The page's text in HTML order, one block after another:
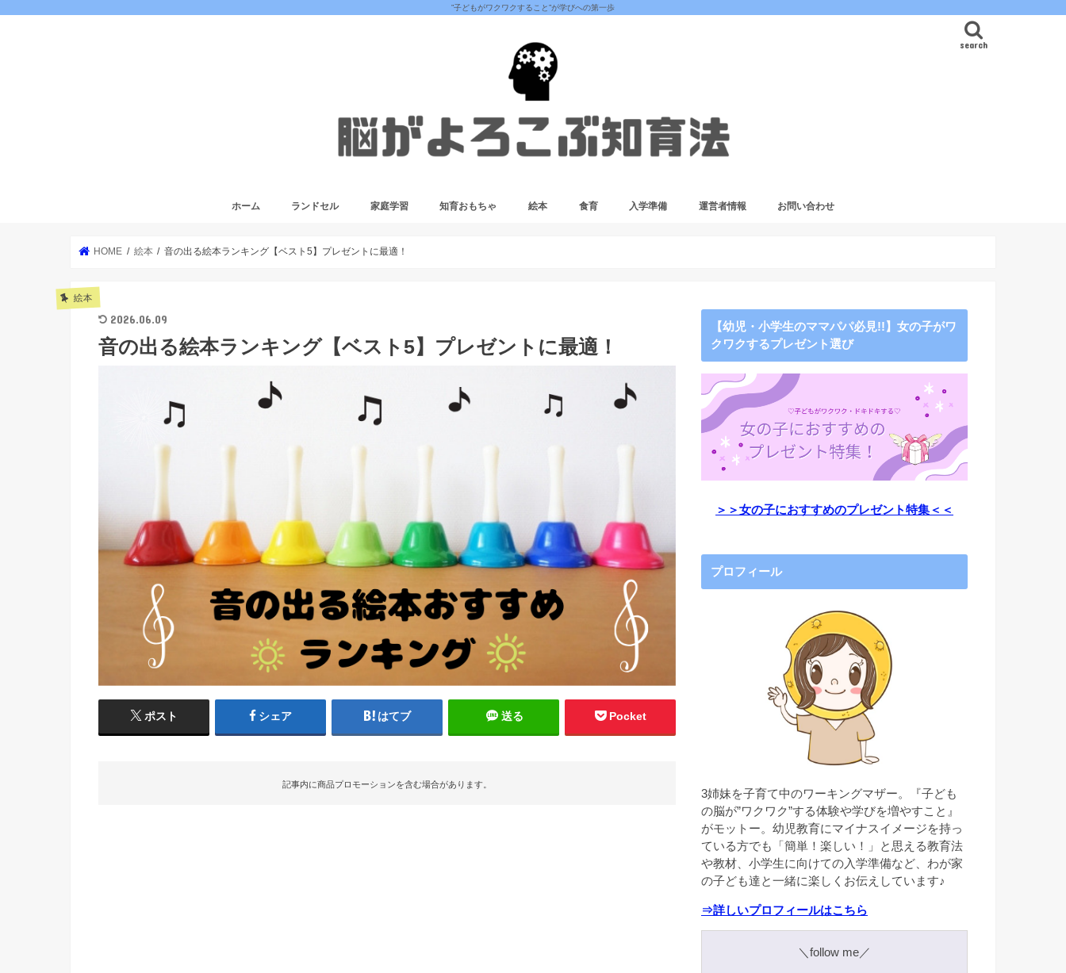
”子どもがワクワクすること”が学びへの第一歩
search
ホーム ランドセル 家庭学習 知育おもちゃ 絵本 食育 入学準備 運営者情報 お問い合わせ
HOME 絵本 音の出る絵本ランキング【ベスト5】プレゼントに最適！
絵本
2026.06.09
音の出る絵本ランキング【ベスト5】プレゼントに最適！
ポスト シェア はてブ 送る Pocket
記事内に商品プロモーションを含む場合があります。
【幼児・小学生のママパパ必見!!】女の子がワ
クワクするプレゼント選び
＞＞女の子におすすめのプレゼント特集＜＜
プロフィール
3姉妹を子育て中のワーキングマザー。『子ども
の脳が”ワクワク”する体験や学びを増やすこと』
がモットー。幼児教育にマイナスイメージを持っ
ている方でも「簡単！楽しい！」と思える教育法
や教材、小学生に向けての入学準備など、わが家
の子ども達と一緒に楽しくお伝えしています♪
⇒詳しいプロフィールはこちら
＼follow me／